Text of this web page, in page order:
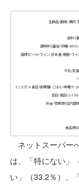
ネットスーパー
は、「特にない」
い」（33.2％）、